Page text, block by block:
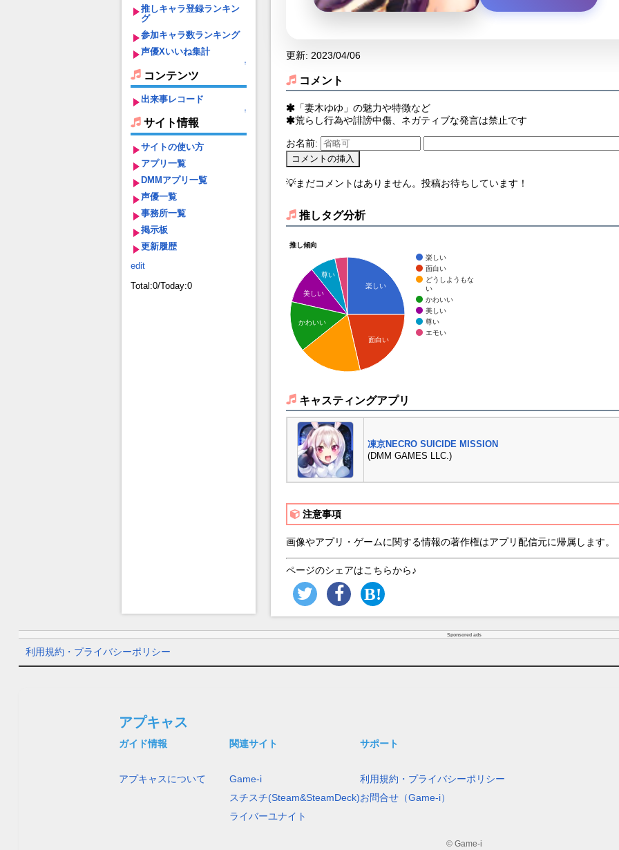
推しキャラ登録ランキン
グ
参加キャラ数ランキング
声優Xいいね集計
↑
コンテンツ
出来事レコード
↑
サイト情報
サイトの使い方
アプリ一覧
DMMアプリ一覧
声優一覧
事務所一覧
掲示板
更新履歴
edit
Total:0/Today:0
更新: 2023/04/06
コメント
「妻木ゆゆ」の魅力や特徴など
荒らし行為や誹謗中傷、ネガティブな発言は禁止です
お名前:
💡まだコメントはありません。投稿お待ちしています！
推しタグ分析
推し傾向
楽しい
面白い
どうしようもな
い
かわいい
美しい
尊い
エモい
楽しい
面白い
尊い
美しい
かわいい
キャスティングアプリ
凍京NECRO SUICIDE MISSION
(DMM GAMES LLC.)
注意事項
画像やアプリ・ゲームに関する情報の著作権はアプリ配信元に帰属します。
ページのシェアはこちらから♪
Sponsored ads
利用規約・プライバシーポリシー
アプキャス
ガイド情報
アプキャスについて
関連サイト
Game-i
スチスチ(Steam&SteamDeck)
ライバーユナイト
サポート
利用規約・プライバシーポリシー
お問合せ（Game-i）
© Game-i